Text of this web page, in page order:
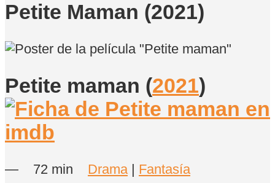
Petite Maman (2021)
Petite maman (2021)
— 72 min Drama| Fantasía